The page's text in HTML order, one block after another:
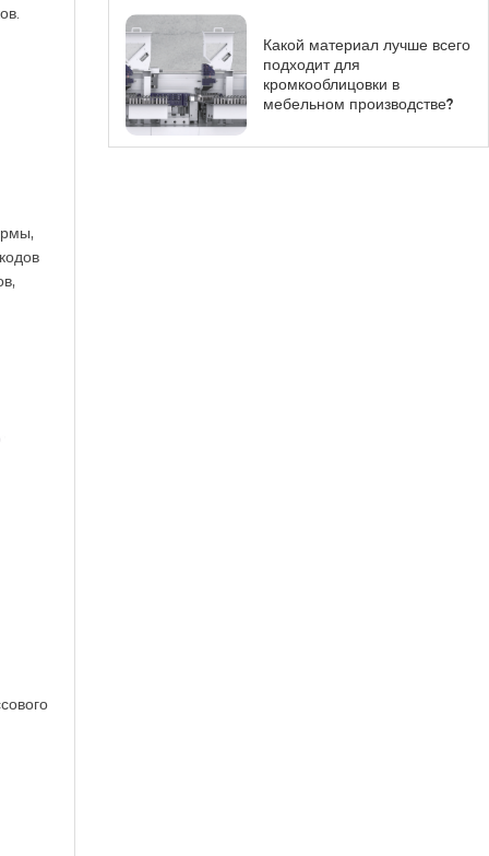
Какой материал лучше всего
подходит для
кромкооблицовки в
мебельном производстве?